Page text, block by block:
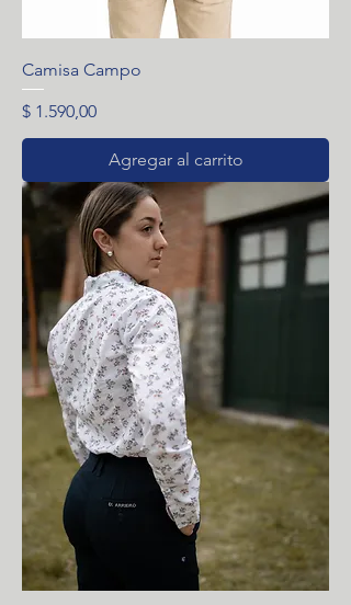
Camisa Campo
Precio
$ 1.590,00
Agregar al carrito